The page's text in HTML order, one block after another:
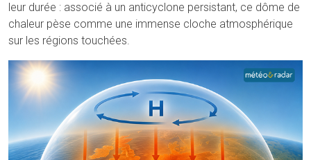
leur durée : associé à un anticyclone persistant, ce dôme de
chaleur pèse comme une immense cloche atmosphérique
sur les régions touchées.